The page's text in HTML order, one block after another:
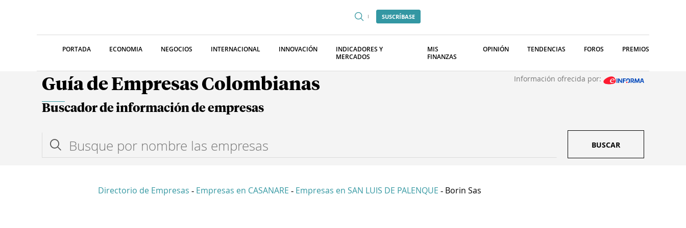
SUSCRÍBASE
PORTADA ECONOMIA NEGOCIOS INTERNACIONAL INNOVACIÓN
INDICADORES Y
MERCADOS
MIS
FINANZAS
OPINIÓN TENDENCIAS FOROS PREMIOS
Guía de Empresas Colombianas Información ofrecida por:
Buscador de información de empresas
BUSCAR
Directorio de Empresas - Empresas en CASANARE - Empresas en SAN LUIS DE PALENQUE - Borin Sas